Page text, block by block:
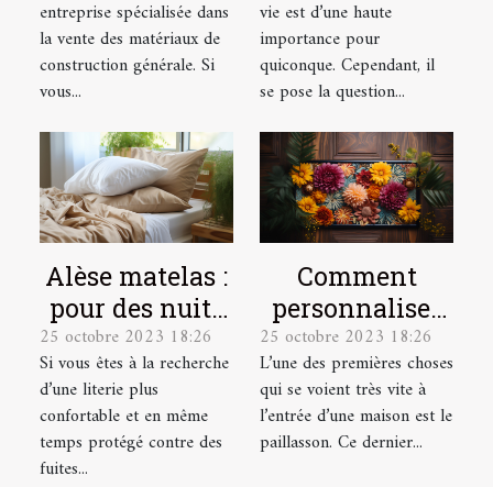
entreprise spécialisée dans
la vente des matériaux de
construction générale. Si
vous...
vie est d’une haute
importance pour
quiconque. Cependant, il
se pose la question...
Alèse matelas :
pour des nuits
plus
confortables et
plus douces !
25 octobre 2023 18:26
Si vous êtes à la recherche
d’une literie plus
confortable et en même
temps protégé contre des
fuites...
Comment
personnaliser
votre
paillasson ?
25 octobre 2023 18:26
L’une des premières choses
qui se voient très vite à
l’entrée d’une maison est le
paillasson. Ce dernier...